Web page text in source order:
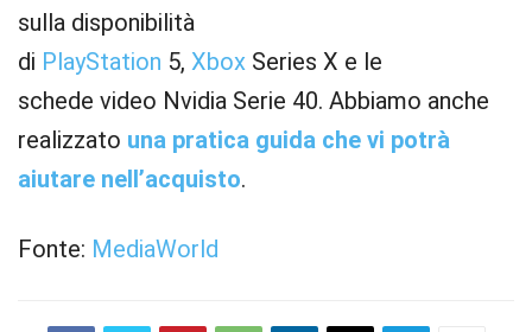
sulla disponibilità
di PlayStation 5, Xbox Series X e le
schede video Nvidia Serie 40. Abbiamo anche
realizzato una pratica guida che vi potrà
aiutare nell’acquisto.
Fonte: MediaWorld